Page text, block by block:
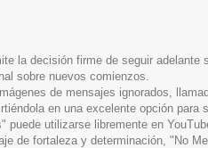
la decisión firme de seguir
sobre nuevos comienzos.
de mensajes ignorados,
en una excelente opción
utilizarse libremente en
de fortaleza y determinación, "No